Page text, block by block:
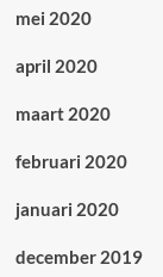
mei 2020
april 2020
maart 2020
februari 2020
januari 2020
december 2019